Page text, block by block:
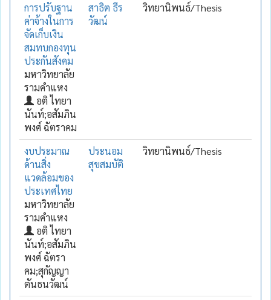
การปรับฐาน
ค่าจ้างในการ
จัดเก็บเงิน
สมทบกองทุน
ประกันสังคม
มหาวิทยาลัย
รามคำแหง
อติ ไทยา
นันท์;อสัมภิน
พงศ์ ฉัตราคม
สาธิต ธีร
วัฒน์
วิทยานิพนธ์/Thesis
งบประมาณ
ด้านสิ่ง
แวดล้อมของ
ประเทศไทย
มหาวิทยาลัย
รามคำแหง
อติ ไทยา
นันท์;อสัมภิน
พงศ์ ฉัตรา
คม;สุกัญญา
ตันธนวัฒน์
ประนอม
สุขสมบัติ
วิทยานิพนธ์/Thesis